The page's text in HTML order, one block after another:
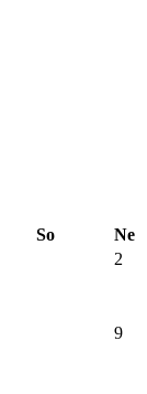
So
Ne
2
9